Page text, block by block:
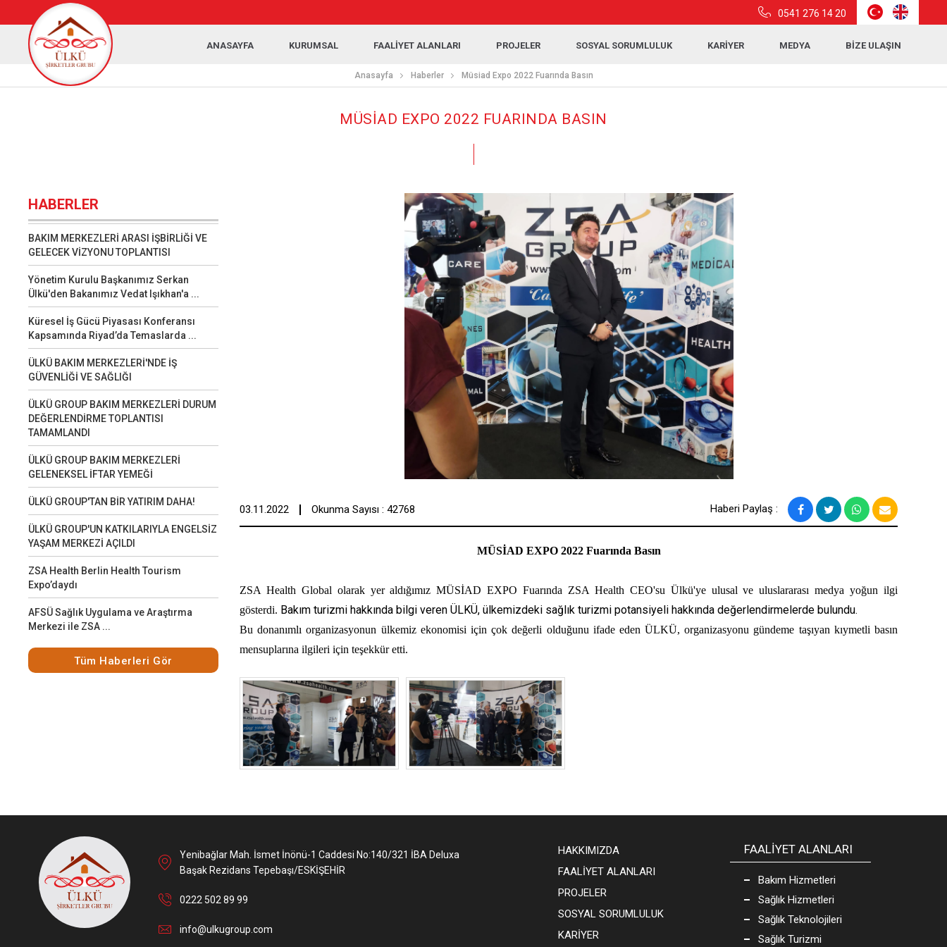
0541 276 14 20
ANASAYFA KURUMSAL FAALİYET ALANLARI PROJELER SOSYAL SORUMLULUK KARİYER MEDYA BİZE ULAŞIN
Anasayfa Haberler Müsiad Expo 2022 Fuarında Basın
MÜSİAD EXPO 2022 FUARINDA BASIN
HABERLER
BAKIM MERKEZLERİ ARASI İŞBİRLİĞİ VE
GELECEK VİZYONU TOPLANTISI
Yönetim Kurulu Başkanımız Serkan
Ülkü'den Bakanımız Vedat Işıkhan'a ...
Küresel İş Gücü Piyasası Konferansı
Kapsamında Riyad’da Temaslarda ...
ÜLKÜ BAKIM MERKEZLERİ'NDE İŞ
GÜVENLİĞİ VE SAĞLIĞI
ÜLKÜ GROUP BAKIM MERKEZLERİ DURUM
DEĞERLENDİRME TOPLANTISI
TAMAMLANDI
ÜLKÜ GROUP BAKIM MERKEZLERİ
GELENEKSEL İFTAR YEMEĞİ
ÜLKÜ GROUP'TAN BİR YATIRIM DAHA!
ÜLKÜ GROUP'UN KATKILARIYLA ENGELSİZ
YAŞAM MERKEZİ AÇILDI
ZSA Health Berlin Health Tourism
Expo’daydı
AFSÜ Sağlık Uygulama ve Araştırma
Merkezi ile ZSA ...
Tüm Haberleri Gör
03.11.2022 Okunma Sayısı : 42768 Haberi Paylaş :
MÜSİAD EXPO 2022 Fuarında Basın
ZSA Health Global olarak yer aldığımız MÜSİAD EXPO Fuarında ZSA Health CEO'su Ülkü'ye ulusal ve uluslararası medya yoğun ilgi
gösterdi. Bakım turizmi hakkında bilgi veren ÜLKÜ, ülkemizdeki sağlık turizmi potansiyeli hakkında değerlendirmelerde bulundu.
Bu donanımlı organizasyonun ülkemiz ekonomisi için çok değerli olduğunu ifade eden ÜLKÜ, organizasyonu gündeme taşıyan kıymetli basın
mensuplarına ilgileri için teşekkür etti.
Yenibağlar Mah. İsmet İnönü-1 Caddesi No:140/321 İBA Deluxa
Başak Rezidans Tepebaşı/ESKİŞEHİR
0222 502 89 99
info@ulkugroup.com
HAKKIMIZDA
FAALİYET ALANLARI
PROJELER
SOSYAL SORUMLULUK
KARİYER
FAALİYET ALANLARI
Bakım Hizmetleri
Sağlık Hizmetleri
Sağlık Teknolojileri
Sağlık Turizmi